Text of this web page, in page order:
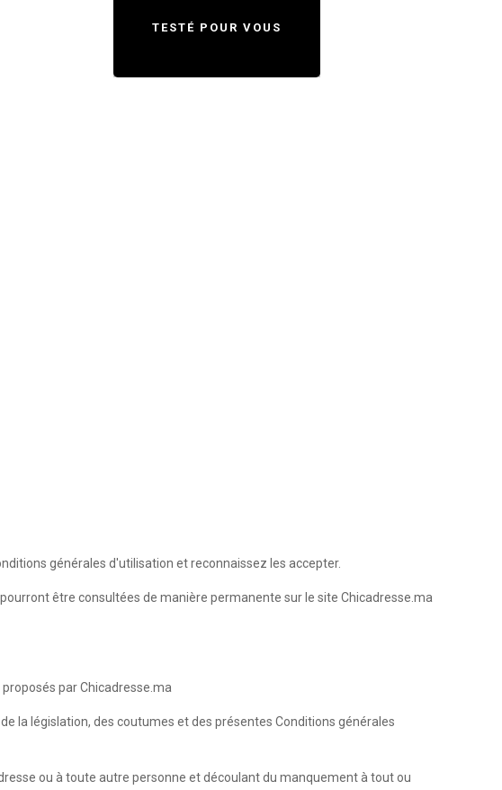
TESTÉ POUR VOUS
générales d'utilisation et reconnaissez les accepter.
être consultées de manière permanente sur le site Chicadresse.ma
par Chicadresse.ma
la législation, des coutumes et des présentes Conditions générales
ou à toute autre personne et découlant du manquement à tout ou